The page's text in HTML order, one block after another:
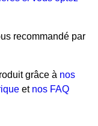
recommandé par
grâce à nos
et nos FAQ